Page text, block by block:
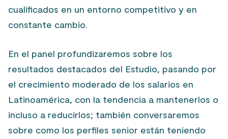
cualificados en un entorno competitivo y en
constante cambio.
En el panel profundizaremos sobre los
resultados destacados del Estudio, pasando por
el crecimiento moderado de los salarios en
Latinoamérica, con la tendencia a mantenerlos o
incluso a reducirlos; también conversaremos
sobre como los perfiles senior están teniendo